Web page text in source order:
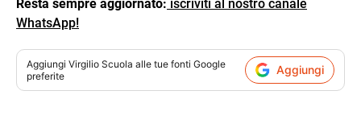
Resta sempre aggiornato: iscriviti al nostro canale
WhatsApp!
Aggiungi Virgilio Scuola alle tue fonti Google
preferite
Aggiungi